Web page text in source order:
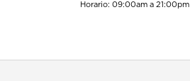
Horario: 09:00am a 21:00pm